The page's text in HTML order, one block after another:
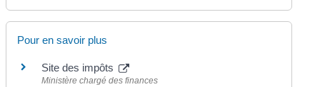
Pour en savoir plus
Site des impôts
Ministère chargé des finances